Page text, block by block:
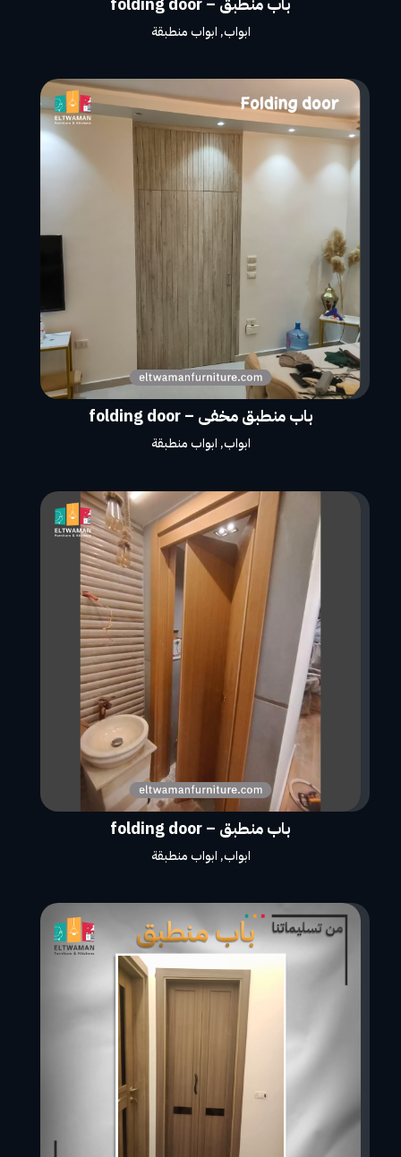
ابواب, ابواب منطبقة
باب منطبق مخفى – folding door
ابواب,ابواب منطبقة
باب منطبق – folding door
ابواب, ابواب منطبقة